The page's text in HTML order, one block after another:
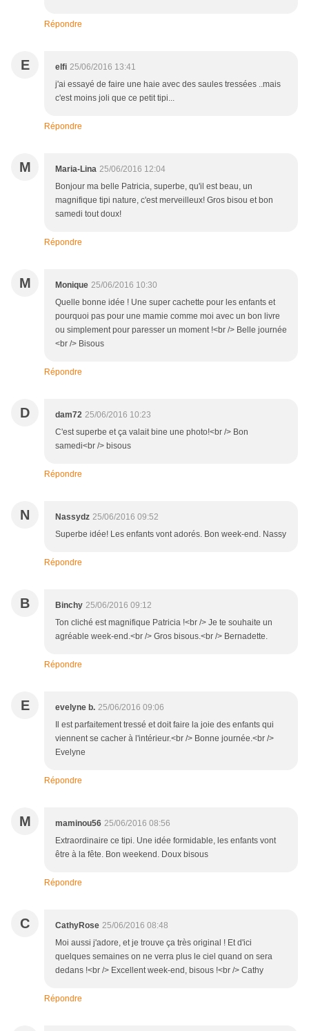
Répondre
E elfi 25/06/2016 13:41
j'ai essayé de faire une haie avec des saules tressées ..mais
c'est moins joli que ce petit tipi...
Répondre
M Maria-Lina 25/06/2016 12:04
Bonjour ma belle Patricia, superbe, qu'il est beau, un
magnifique tipi nature, c'est merveilleux! Gros bisou et bon
samedi tout doux!
Répondre
M Monique 25/06/2016 10:30
Quelle bonne idée ! Une super cachette pour les enfants et
pourquoi pas pour une mamie comme moi avec un bon livre
ou simplement pour paresser un moment !<br /> Belle journée
<br /> Bisous
Répondre
D dam72 25/06/2016 10:23
C'est superbe et ça valait bine une photo!<br /> Bon
samedi<br /> bisous
Répondre
N Nassydz 25/06/2016 09:52
Superbe idée! Les enfants vont adorés. Bon week-end. Nassy
Répondre
B Binchy 25/06/2016 09:12
Ton cliché est magnifique Patricia !<br /> Je te souhaite un
agréable week-end.<br /> Gros bisous.<br /> Bernadette.
Répondre
E evelyne b. 25/06/2016 09:06
Il est parfaitement tressé et doit faire la joie des enfants qui
viennent se cacher à l'intérieur.<br /> Bonne journée.<br />
Evelyne
Répondre
M maminou56 25/06/2016 08:56
Extraordinaire ce tipi. Une idée formidable, les enfants vont
être à la fête. Bon weekend. Doux bisous
Répondre
C CathyRose 25/06/2016 08:48
Moi aussi j'adore, et je trouve ça très original ! Et d'ici
quelques semaines on ne verra plus le ciel quand on sera
dedans !<br /> Excellent week-end, bisous !<br /> Cathy
Répondre